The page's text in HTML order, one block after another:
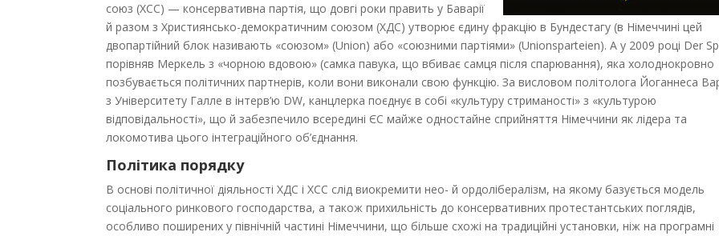
союз (ХСС) — консервативна партія, що довгі роки править у Баварії
й разом з Християнсько-демократичним союзом (ХДС) утворює єдину фракцію в Бунде­стагу (в Німеччині цей
двопартійний блок називають «союзом» (Union) або «союзними партіями» (Unions­parteien). А у 2009 році Der
порівняв Меркель з «чорною вдовою» (самка павука, що вбиває самця після спарювання), яка холоднокровно
позбувається політичних партнерів, коли вони виконали свою функцію. За висловом політолога Йоганнеса
з Університету Галле в інтерв’ю DW, канцлерка поєднує в собі «культуру стриманості» з «культурою
відповідальності», що й забезпечило всередині ЄС майже одностайне сприйняття Німеччини як лідера та
локомотива цього інтеграційного об’єднання.
Політика порядку
В основі політичної діяльності ХДС і ХСС слід виокремити нео- й ордолібералізм, на якому базується модель
соціального ринкового господарства, а також прихильність до консервативних протестантських поглядів,
особливо поширених у північній частині Німеччини, що більше схожі на традиційні установки, ніж на програмні